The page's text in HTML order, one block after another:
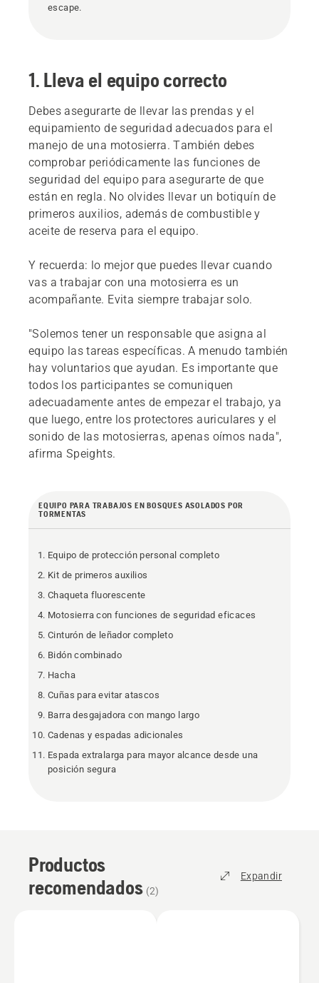
escape.
1. Lleva el equipo correcto
Debes asegurarte de llevar las prendas y el
equipamiento de seguridad adecuados para el
manejo de una motosierra. También debes
comprobar periódicamente las funciones de
seguridad del equipo para asegurarte de que
están en regla. No olvides llevar un botiquín de
primeros auxilios, además de combustible y
aceite de reserva para el equipo.
Y recuerda: lo mejor que puedes llevar cuando
vas a trabajar con una motosierra es un
acompañante. Evita siempre trabajar solo.
"Solemos tener un responsable que asigna al
equipo las tareas específicas. A menudo también
hay voluntarios que ayudan. Es importante que
todos los participantes se comuniquen
adecuadamente antes de empezar el trabajo, ya
que luego, entre los protectores auriculares y el
sonido de las motosierras, apenas oímos nada",
afirma Speights.
EQUIPO PARA TRABAJOS EN BOSQUES ASOLADOS POR
TORMENTAS
Equipo de protección personal completo
Kit de primeros auxilios
Chaqueta fluorescente
Motosierra con funciones de seguridad eficaces
Cinturón de leñador completo
Bidón combinado
Hacha
Cuñas para evitar atascos
Barra desgajadora con mango largo
Cadenas y espadas adicionales
Espada extralarga para mayor alcance desde una
posición segura
Productos
recomendados (2)
Expandir